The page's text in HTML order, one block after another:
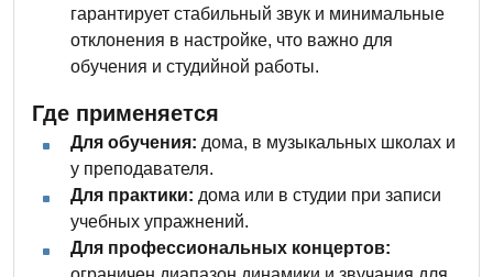
гарантирует стабильный звук и минимальные
отклонения в настройке, что важно для
обучения и студийной работы.
Где применяется
Для обучения: дома, в музыкальных школах и
у преподавателя.
Для практики: дома или в студии при записи
учебных упражнений.
Для профессиональных концертов: